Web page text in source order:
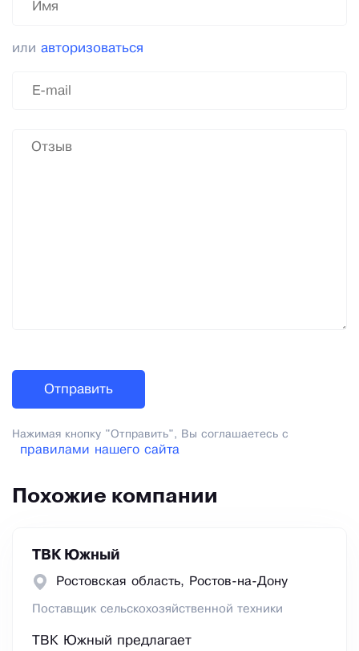
или авторизоваться
Нажимая кнопку "Отправить", Вы соглашаетесь с
правилами нашего сайта
Похожие компании
ТВК Южный
Ростовская область, Ростов-на-Дону
Поставщик сельскохозяйственной техники
ТВК Южный предлагает